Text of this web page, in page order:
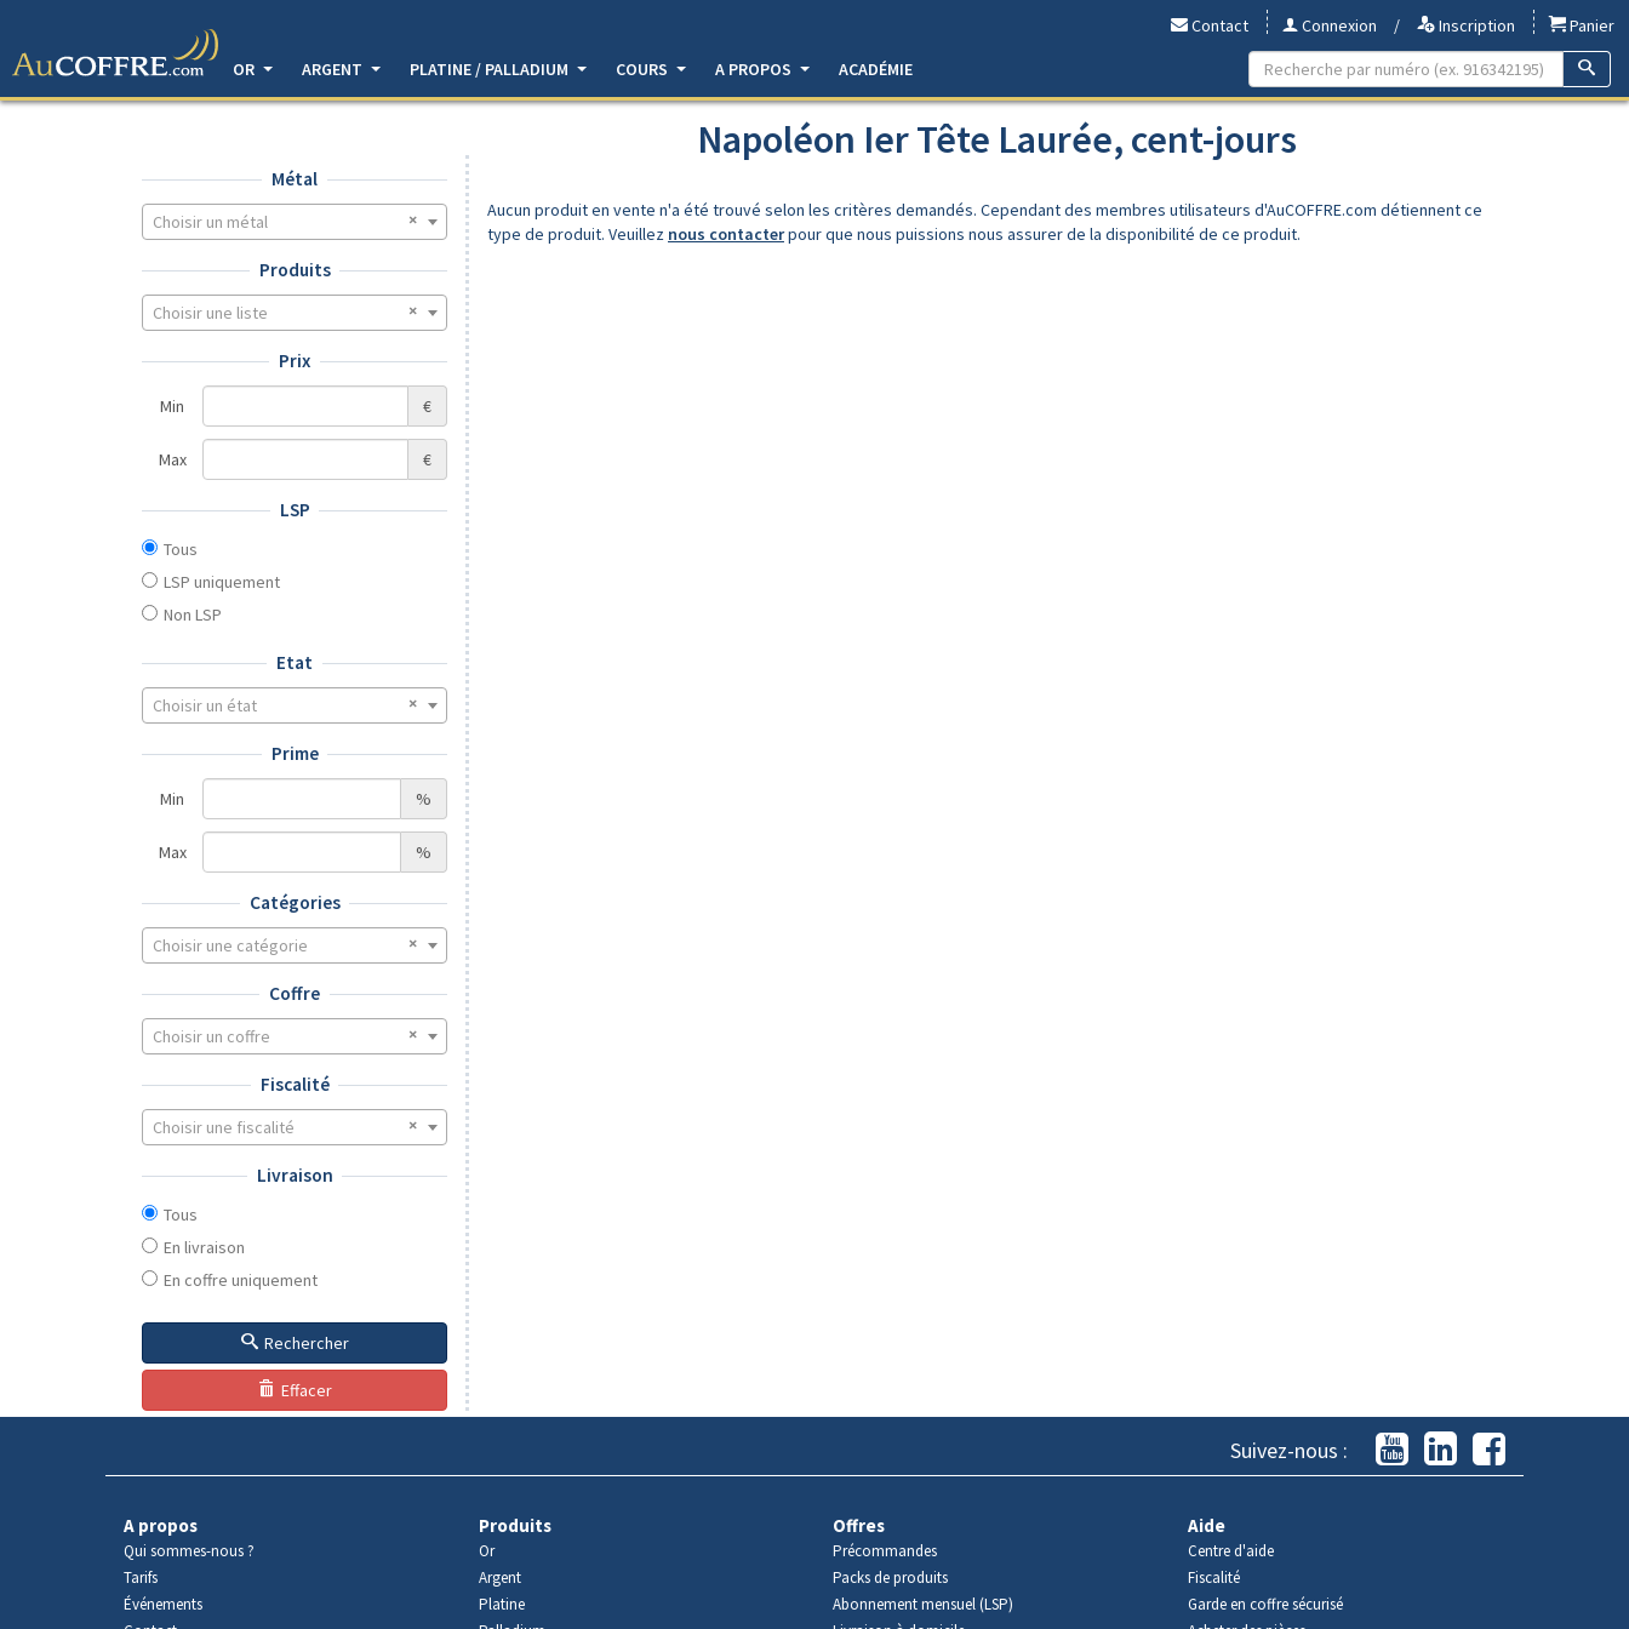
Contact Connexion / Inscription
Panier
OR
ARGENT PLATINE / PALLADIUM COURS A PROPOS ACADÉMIE
Métal
Choisir un métal
Produits
Choisir une liste
Prix
Min €
Max €
LSP
Tous
LSP uniquement
Non LSP
Etat
Choisir un état
Prime
Min %
Max %
Catégories
Choisir une catégorie
Coffre
Choisir un coffre
Fiscalité
Choisir une fiscalité
Livraison
Tous
En livraison
En coffre uniquement
Rechercher
Effacer
Napoléon Ier Tête Laurée, cent-jours
Aucun produit en vente n'a été trouvé selon les critères demandés. Cependant des membres utilisateurs d'AuCOFFRE.com détiennent ce
type de produit. Veuillez nous contacterpour que nous puissions nous assurer de la disponibilité de ce produit.
Suivez-nous :
A propos
Qui sommes-nous ?
Tarifs
Événements
Produits
Or
Argent
Platine
Offres
Précommandes
Packs de produits
Abonnement mensuel (LSP)
Aide
Centre d'aide
Fiscalité
Garde en coffre sécurisé